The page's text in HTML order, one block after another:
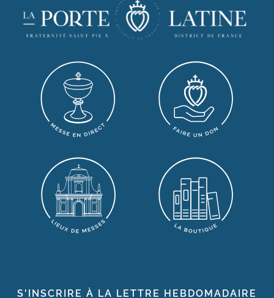
S'INSCRIRE À LA LETTRE HEBDOMADAIRE